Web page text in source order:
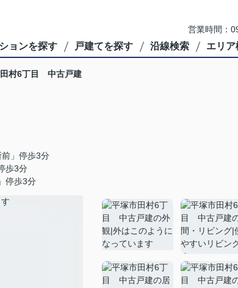
営業時間：
ョンを探す 戸建てを探す 沿線検索 エリア
村6丁目 中古戸建
」停歩3分
歩3分
停歩3分